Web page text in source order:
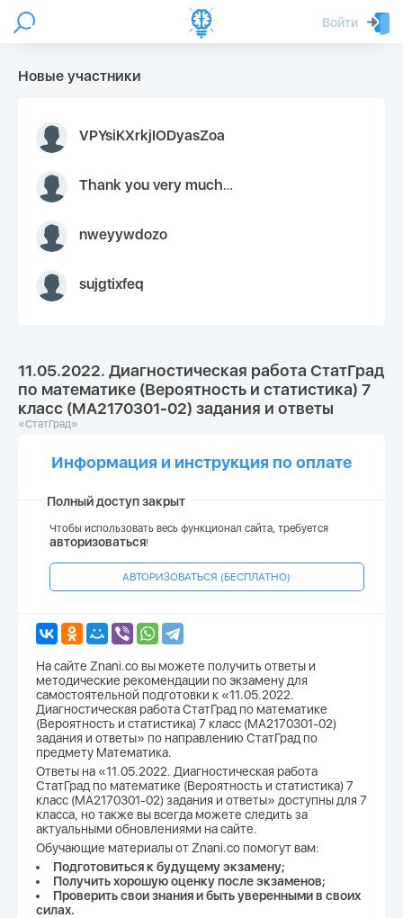
Войти
Новые участники
VPYsiKXrkjIODyasZoa
Thank you very much for your inquiry We appreciate you 9126052 https://youtube.com faceapple !
nweyywdozo
sujgtixfeq
11.05.2022. Диагностическая работа СтатГрад
по математике (Вероятность и статистика) 7
класс (МА2170301-02) задания и ответы
«СтатГрад»
Информация и инструкция по оплате
Полный доступ закрыт
Чтобы использовать весь функционал сайта, требуется
авторизоваться!
АВТОРИЗОВАТЬСЯ (БЕСПЛАТНО)
На сайте Znani.co вы можете получить ответы и
методические рекомендации по экзамену для
самостоятельной подготовки к «11.05.2022.
Диагностическая работа СтатГрад по математике
(Вероятность и статистика) 7 класс (МА2170301-02)
задания и ответы» по направлению СтатГрад по
предмету Математика.
Ответы на «11.05.2022. Диагностическая работа
СтатГрад по математике (Вероятность и статистика) 7
класс (МА2170301-02) задания и ответы» доступны для 7
класса, но также вы всегда можете следить за
актуальными обновлениями на сайте.
Обучающие материалы от Znani.co помогут вам:
Подготовиться к будущему экзамену;
Получить хорошую оценку после экзаменов;
Проверить свои знания и быть уверенными в своих
силах.